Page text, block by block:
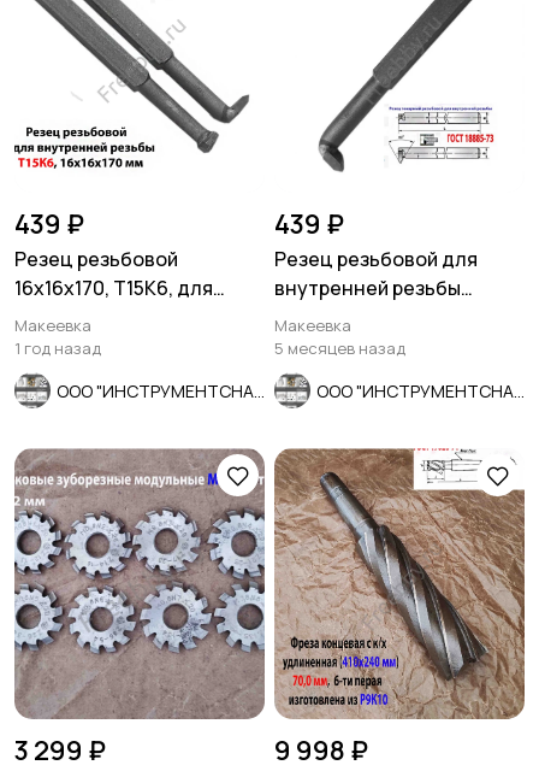
439 ₽
Резец резьбовой
16х16х170, Т15К6, для
внутренней резьбы, 2662-
0005.
Макеевка
1 год назад
439 ₽
Резец резьбовой для
внутренней резьбы
16х16х170, Т5К10, 2662-
0005,.
Макеевка
5 месяцев назад
3 299 ₽ 9 998 ₽